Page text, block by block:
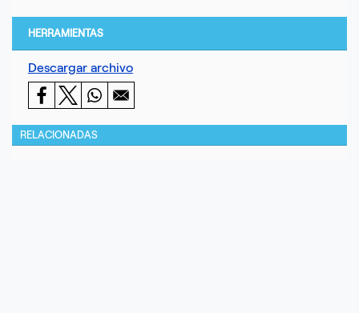
HERRAMIENTAS
Descargar archivo
RELACIONADAS